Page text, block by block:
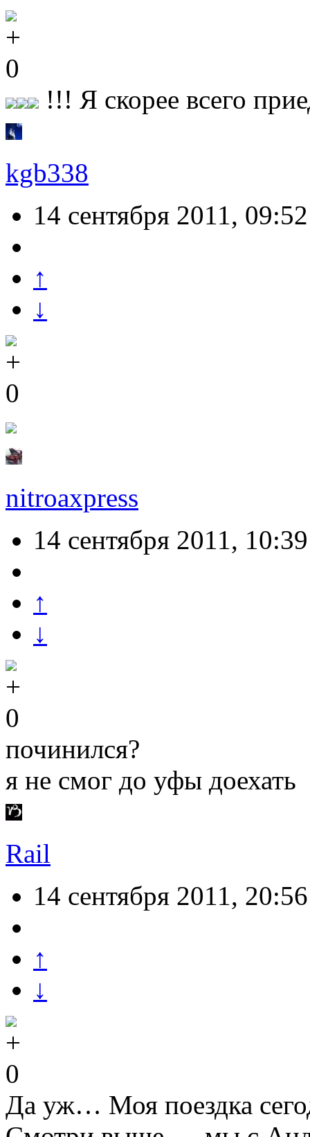
0
!!! Я скорее всего
kgb338
14 сентября 2011, 09:52
↑
↓
0
nitroaxpress
14 сентября 2011, 10:39
↑
↓
0
починился?
я не смог до уфы доехать
Rail
14 сентября 2011, 20:56
↑
↓
0
Да уж… Моя поездка